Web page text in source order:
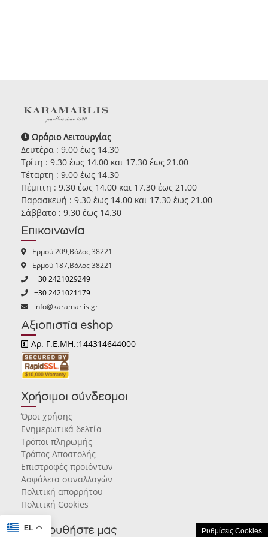
EL Ρυθμίσεις Cookies
Ωράριο Λειτουργίας
Δευτέρα : 9.00 έως 14.30
Τρίτη : 9.30 έως 14.00 και 17.30 έως 21.00
Τέταρτη : 9.00 έως 14.30
Πέμπτη : 9.30 έως 14.00 και 17.30 έως 21.00
Παρασκευή : 9.30 έως 14.00 και 17.30 έως 21.00
Σάββατο : 9.30 έως 14.30
Επικοινωνία
Ερμού 209,Βόλος 38221
Ερμού 187,Βόλος 38221
+30 2421029249
+30 2421021179
info@karamarlis.gr
Αξιοπιστία eshop
Αρ. Γ.Ε.ΜΗ.:144314644000
Χρήσιμοι σύνδεσμοι
Όροι χρήσης
Ενημερωτικά δελτία
Τρόποι πληρωμής
Τρόπος Αποστολής
Επιστροφές προϊόντων
Ασφάλεια συναλλαγών
Πολιτική απορρήτου
Πολιτική Cookies
Ακολουθήστε μας